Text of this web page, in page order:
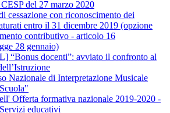
del 27 marzo 2020
cessazione con riconoscimento dei
entro il 31 dicembre 2019 (opzione
contributivo - articolo 16
28 gennaio)
“Bonus docenti”: avviato il confronto al
Nazionale di Interpretazione Musicale
Offerta formativa nazionale 2019-2020 -
educativi